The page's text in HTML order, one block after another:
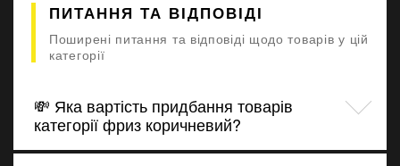
ПИТАННЯ ТА ВІДПОВІДІ
Поширені питання та відповіді щодо товарів у цій
категорії
💸 Яка вартість придбання товарів
категорії фриз коричневий?